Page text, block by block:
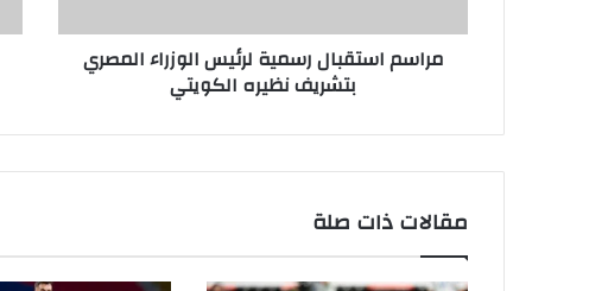
مراسم استقبال رسمية لرئيس الوزراء المصري
بتشريف نظيره الكويتي
مقالات ذات صلة